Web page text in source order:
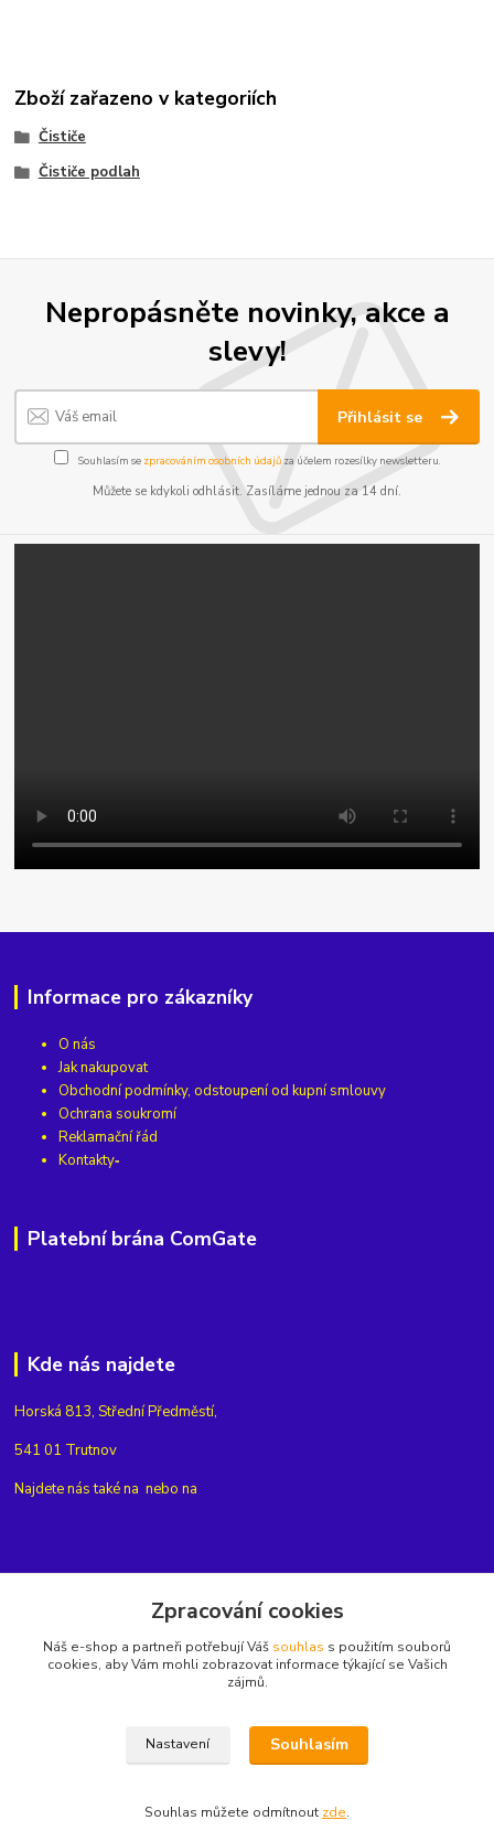
Zboží zařazeno v kategoriích
Čističe
Čističe podlah
Nepropásněte novinky, akce a
slevy!
Přihlásit se
Souhlasím se zpracováním osobních údajůza účelem rozesílky newsletteru.
Můžete se kdykoli odhlásit. Zasíláme jednou za 14 dní.
Informace pro zákazníky
O nás
Jak nakupovat
Obchodní podmínky, odstoupení od kupní smlouvy
Ochrana soukromí
Reklamační řád
Kontakty
Platební brána ComGate
Kde nás najdete
Horská 813, Střední Předměstí,
541 01 Trutnov
Najdete nás také na nebo na
+420775654704
Zpracování cookies
Náš e-shop a partneři potřebují Váš souhlas s použitím souborů
cookies, aby Vám mohli zobrazovat informace týkající se Vašich
zájmů.
Nastavení Souhlasím
Souhlas můžete odmítnout zde.